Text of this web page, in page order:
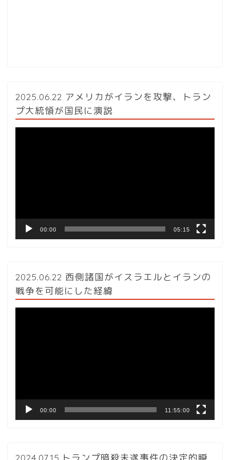
2025.06.22 アメリカがイランを攻撃、トラン
プ大統領が国民に演説
00:00 05:15
2025.06.22 西側諸国がイスラエルとイランの
戦争を可能にした経緯
00:00 11:55:00
2024.07.15.トランプ暗殺未遂事件の決定的瞬